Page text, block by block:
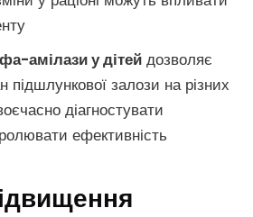
амілази у дітей дозволяє
підшлункової залози на різних
діагностувати
ефективність